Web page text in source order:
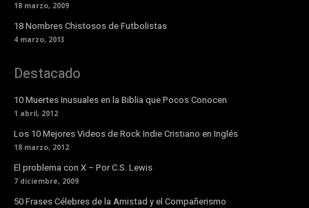
18 marzo, 2009
18 Nombres Chistosos de Futbolistas
4 marzo, 2013
Destacado
10 Muertes Inusuales en la Biblia que Pocos Conocen
1 abril, 2012
Los 10 Mejores Videos de Rock Indie Cristiano en Inglés
18 marzo, 2012
El problema con X – Por C.S. Lewis
7 diciembre, 2009
50 Frases Célebres de la Amistad y el Compañerismo